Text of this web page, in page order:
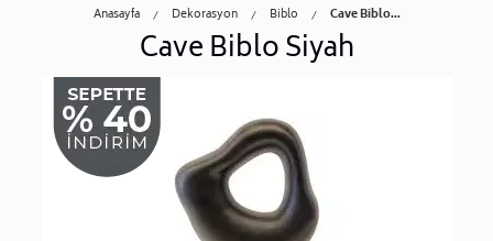
Anasayfa Dekorasyon Biblo Cave Biblo...
Cave Biblo Siyah